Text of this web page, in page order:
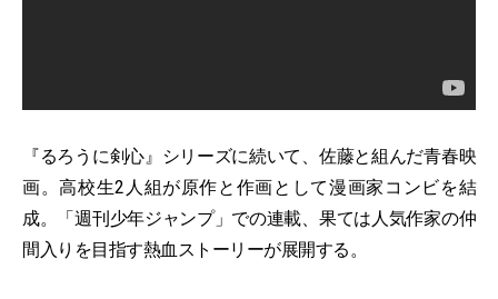
『るろうに剣心』シリーズに続いて、佐藤と組んだ青春映
画。高校生2人組が原作と作画として漫画家コンビを結
成。「週刊少年ジャンプ」での連載、果ては人気作家の仲
間入りを目指す熱血ストーリーが展開する。